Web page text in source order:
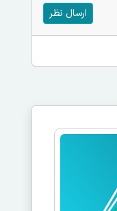
ارسال نظر